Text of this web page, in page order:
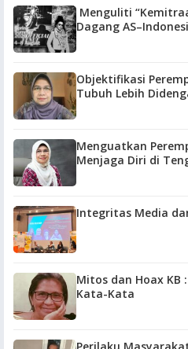
Menguliti
Dagang
Objektifikasi
Tubuh Lebih
Menguatkan
Menjaga Diri di
Integritas Media
Mitos dan Hoax KB : Rahim yang Dipenjara
Kata-Kata